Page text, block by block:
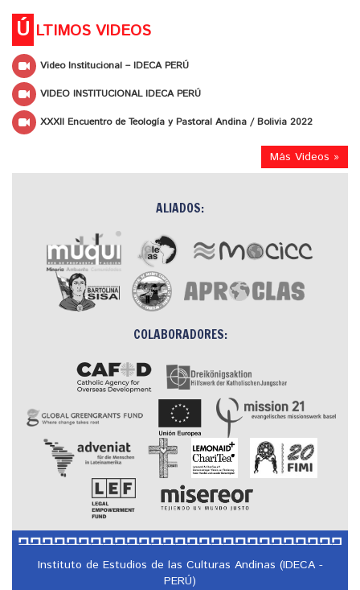
Ú LTIMOS VIDEOS
Video Institucional – IDECA PERÚ
VIDEO INSTITUCIONAL IDECA PERÚ
XXXII Encuentro de Teología y Pastoral Andina / Bolivia 2022
Más Videos »
ALIADOS:
COLABORADORES:
Instituto de Estudios de las Culturas Andinas (IDECA -
PERÚ)